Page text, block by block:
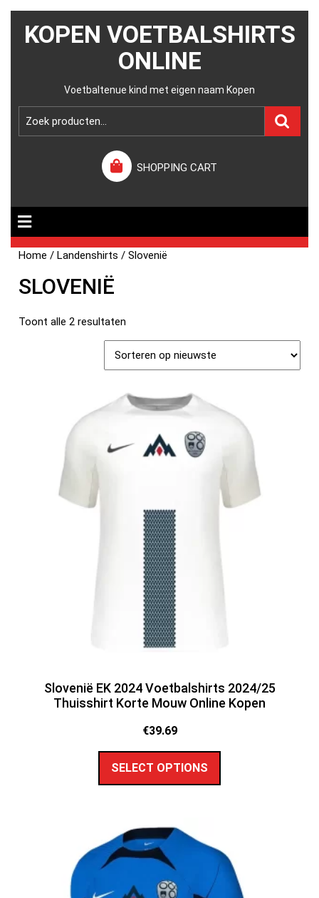
KOPEN VOETBALSHIRTS
ONLINE
Voetbaltenue kind met eigen naam Kopen
SHOPPING CART
Home /Landenshirts / Slovenië
SLOVENIË
Toont alle 2 resultaten
Slovenië EK 2024 Voetbalshirts 2024/25
Thuisshirt Korte Mouw Online Kopen
€39.69
SELECT OPTIONS